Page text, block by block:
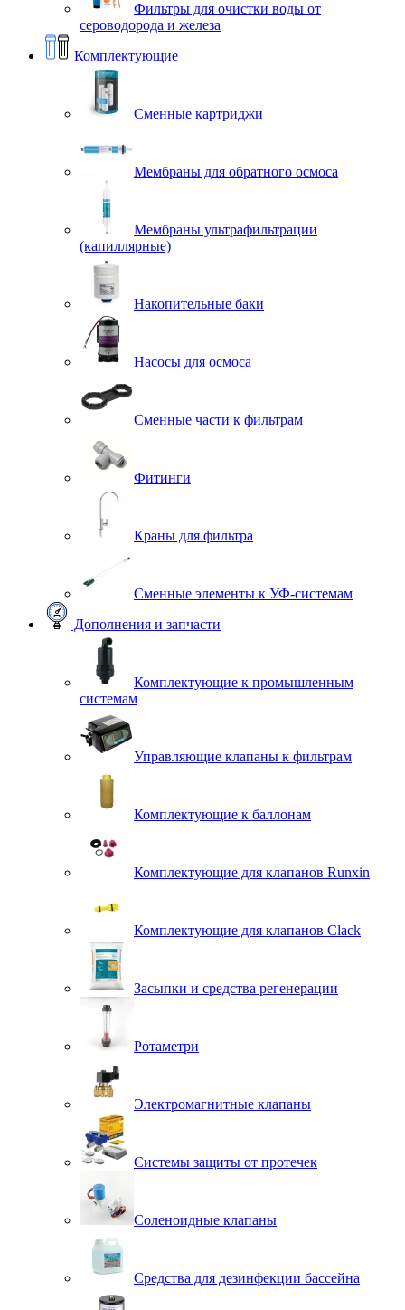
Фильтры для очистки воды от
сероводорода и железа
Комплектующие
Сменные картриджи
Мембраны для обратного осмоса
Мембраны ультрафильтрации
(капиллярные)
Накопительные баки
Насосы для осмоса
Сменные части к фильтрам
Фитинги
Краны для фильтра
Сменные элементы к УФ-системам
Дополнения и запчасти
Комплектующие к промышленным
системам
Управляющие клапаны к фильтрам
Комплектующие к баллонам
Комплектующие для клапанов Runxin
Комплектующие для клапанов Clack
Засыпки и средства регенерации
Ротаметри
Электромагнитные клапаны
Системы защиты от протечек
Соленоидные клапаны
Средства для дезинфекции бассейна